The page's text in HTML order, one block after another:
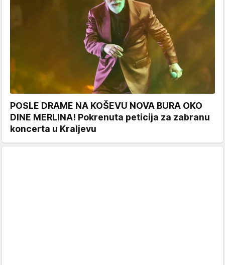
POSLE DRAME NA KOŠEVU NOVA BURA OKO
DINE MERLINA! Pokrenuta peticija za zabranu
koncerta u Kraljevu